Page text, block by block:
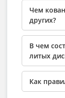
Чем
других?
В чем
литых
Как